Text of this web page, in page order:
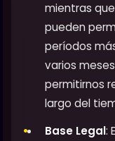
mientras
pueden
períodos
varios
permitirnos
largo del
Base Legal: